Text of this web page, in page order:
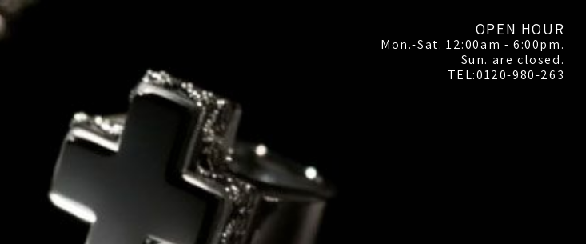
OPEN HOUR
Mon.-Sat. 12:00am - 6:00pm.
Sun. are closed.
TEL:0120-980-263